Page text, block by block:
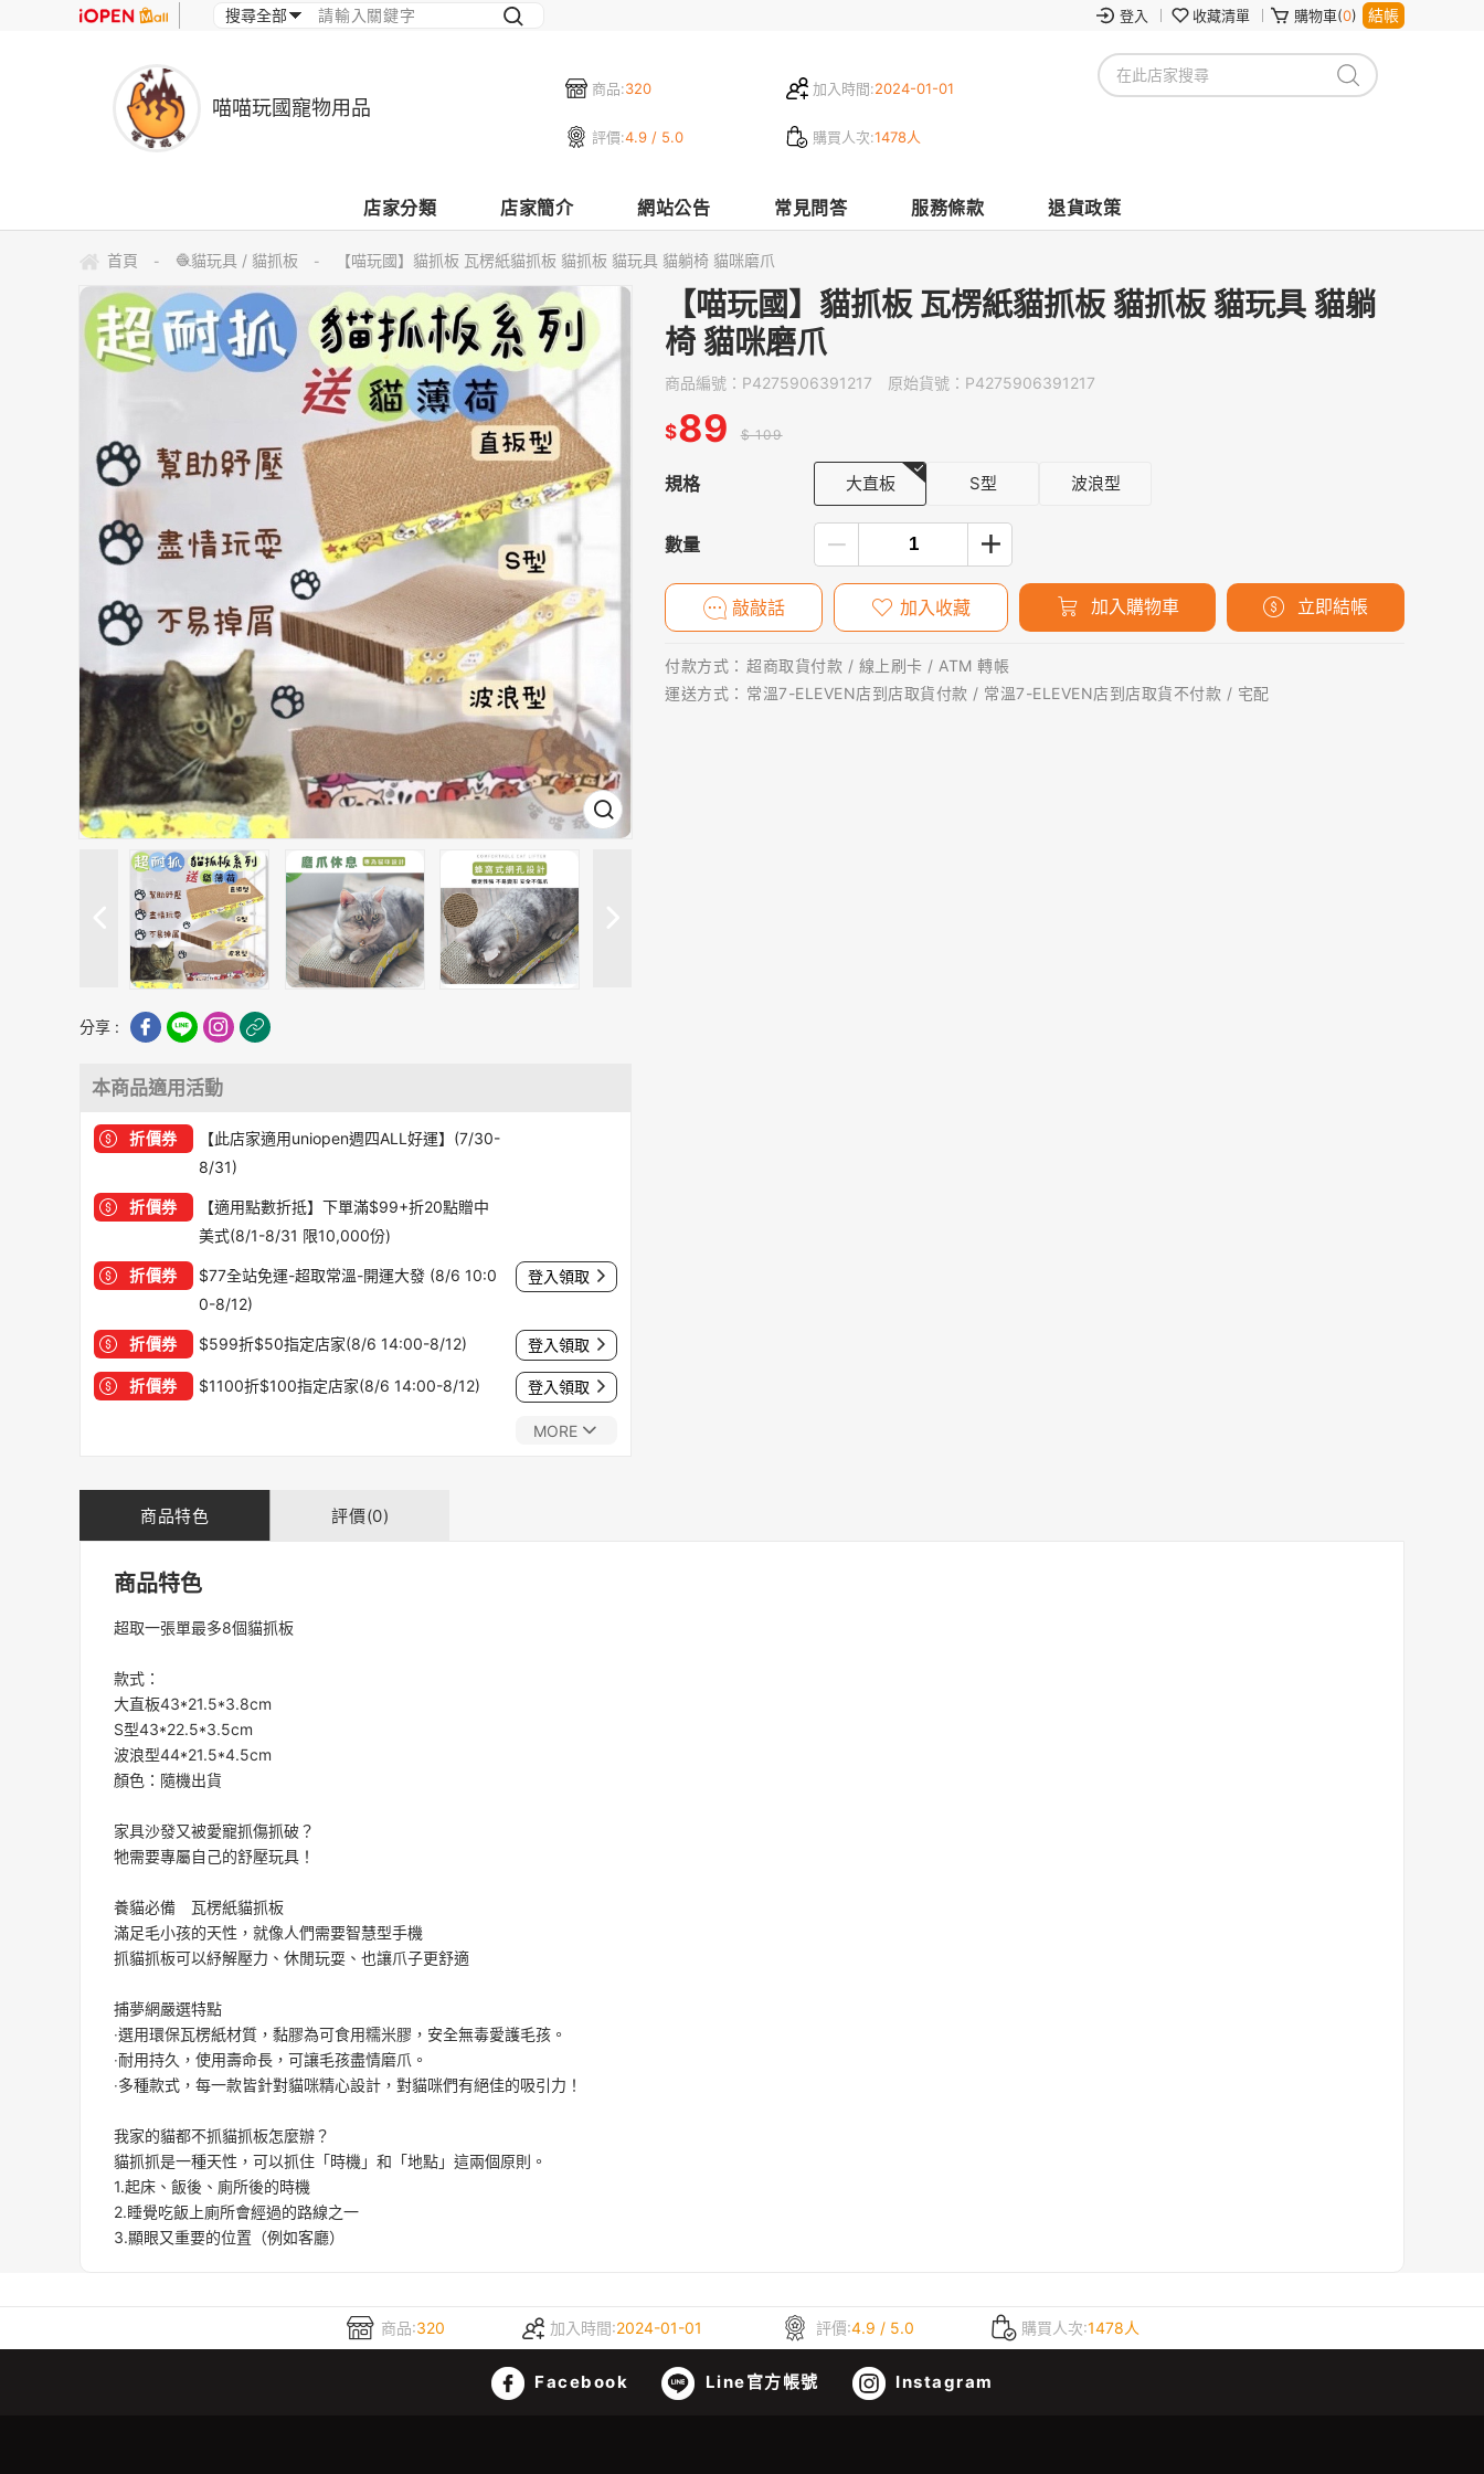
登入 收藏清單 購物車(0) 結帳
商品:320 加入時間:2024-01-01
評價:4.9 / 5.0 購買人次:1478人
喵喵玩國寵物用品
店家分類 店家簡介 網站公告 常見問答 服務條款 退貨政策
首頁 - 🧶貓玩具 / 貓抓板 - 【喵玩國】貓抓板 瓦楞紙貓抓板 貓抓板 貓玩具 貓躺椅 貓咪磨爪
分享 :
本商品適用活動
折價券
【此店家適用uniopen週四ALL好運】(7/30-
8/31)
折價券
【適用點數折抵】下單滿$99+折20點贈中
美式(8/1-8/31 限10,000份)
折價券
$77全站免運-超取常溫-開運大發 (8/6 10:0
0-8/12)
登入領取
折價券 $599折$50指定店家(8/6 14:00-8/12) 登入領取
折價券 $1100折$100指定店家(8/6 14:00-8/12) 登入領取
MORE
【喵玩國】貓抓板 瓦楞紙貓抓板 貓抓板 貓玩具 貓躺
椅 貓咪磨爪
商品編號： P4275906391217 原始貨號： P4275906391217
$89 $ 109
規格 大直板 S型 波浪型
數量
敲敲話 加入收藏 加入購物車 立即結帳
付款方式： 超商取貨付款 / 線上刷卡 / ATM 轉帳
運送方式： 常溫7-ELEVEN店到店取貨付款 / 常溫7-ELEVEN店到店取貨不付款 / 宅配
商品特色 評價(0)
商品特色
超取一張單最多8個貓抓板
款式：
大直板43*21.5*3.8cm
S型43*22.5*3.5cm
波浪型44*21.5*4.5cm
顏色：隨機出貨
家具沙發又被愛寵抓傷抓破？
牠需要專屬自己的舒壓玩具！
養貓必備 瓦楞紙貓抓板
滿足毛小孩的天性，就像人們需要智慧型手機
抓貓抓板可以紓解壓力、休閒玩耍、也讓爪子更舒適
捕夢網嚴選特點
‧選用環保瓦楞紙材質，黏膠為可食用糯米膠，安全無毒愛護毛孩。
‧耐用持久，使用壽命長，可讓毛孩盡情磨爪。
‧多種款式，每一款皆針對貓咪精心設計，對貓咪們有絕佳的吸引力！
我家的貓都不抓貓抓板怎麼辦？
貓抓抓是一種天性，可以抓住「時機」和「地點」這兩個原則。
1.起床、飯後、廁所後的時機
2.睡覺吃飯上廁所會經過的路線之一
3.顯眼又重要的位置（例如客廳）
商品:320 加入時間:2024-01-01 評價:4.9 / 5.0 購買人次:1478人
Facebook Line官方帳號 Instagram